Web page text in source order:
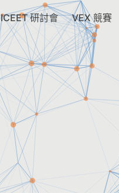
ICEET 研討會 VEX 競賽